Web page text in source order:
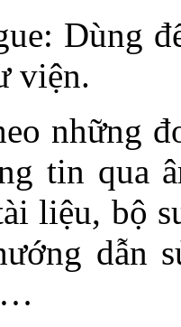
Dùng
viện.
những
tin qua
liệu, bộ
dẫn